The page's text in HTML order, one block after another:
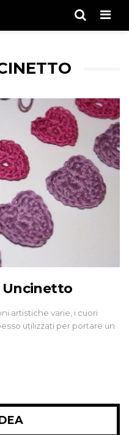
Uncinetto
artistiche varie, i cuori
utilizzati per portare un